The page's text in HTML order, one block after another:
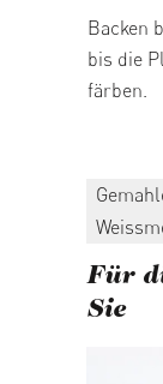
Backen
bis die
färben.
Für
Sie